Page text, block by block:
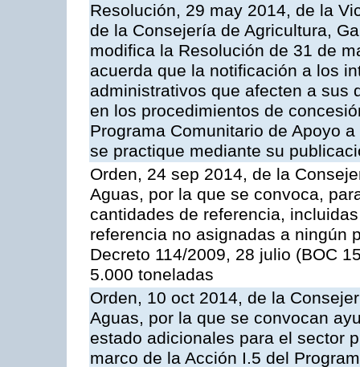
Resolución, 29 may 2014, de la
de la Consejería de Agricultura,
modifica la Resolución de 31 de
acuerda que la notificación a los
administrativos que afecten a sus
en los procedimientos de
Programa Comunitario de Apoyo
se practique mediante su
Orden, 24 sep 2014, de la
Aguas, por la que se convoca,
cantidades de referencia,
referencia no asignadas a ningún
Decreto 114/2009, 28 julio (BOC
5.000 toneladas
Orden, 10 oct 2014, de la
Aguas, por la que se convocan
estado adicionales para el sector
marco de la Acción I.5 del